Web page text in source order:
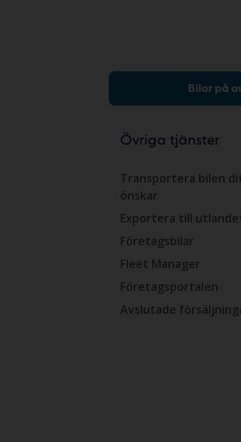
Bilar på
Övriga tjänster
Transportera bilen
önskar
Exportera till
Företagsbilar
Fleet Manager
Företagsportalen
Avslutade